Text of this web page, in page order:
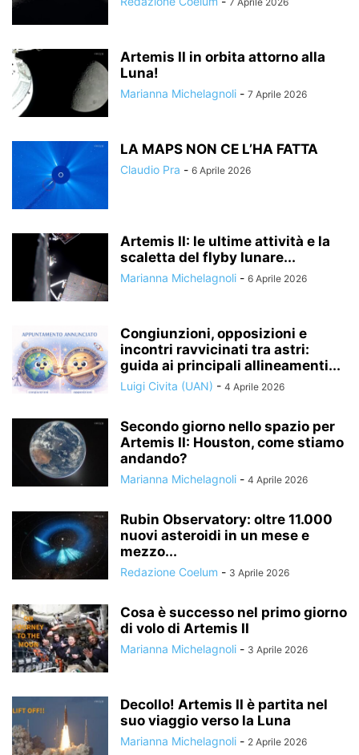
Artemis II in orbita attorno alla
Luna!
Marianna Michelagnoli - 7 Aprile 2026
LA MAPS NON CE L’HA FATTA
Claudio Pra - 6 Aprile 2026
Artemis II: le ultime attività e la
scaletta del flyby lunare...
Marianna Michelagnoli - 6 Aprile 2026
Congiunzioni, opposizioni e
incontri ravvicinati tra astri:
guida ai principali allineamenti...
Luigi Civita (UAN) - 4 Aprile 2026
Secondo giorno nello spazio per
Artemis II: Houston, come stiamo
andando?
Marianna Michelagnoli - 4 Aprile 2026
Rubin Observatory: oltre 11.000
nuovi asteroidi in un mese e
mezzo...
Redazione Coelum - 3 Aprile 2026
Cosa è successo nel primo giorno
di volo di Artemis II
Marianna Michelagnoli - 3 Aprile 2026
Decollo! Artemis II è partita nel
suo viaggio verso la Luna
Marianna Michelagnoli - 2 Aprile 2026